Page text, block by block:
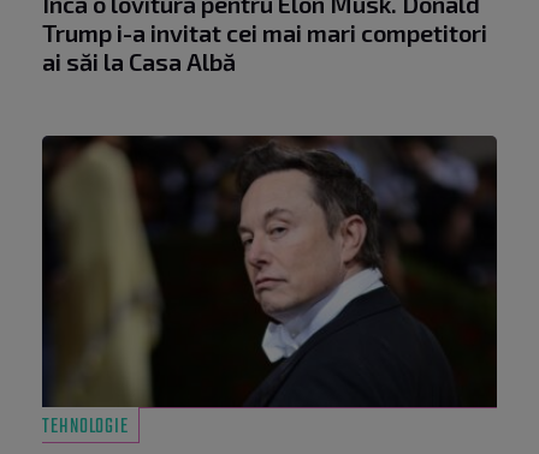
Trump i-a invitat cei mai mari competitori
ai săi la Casa Albă
TEHNOLOGIE